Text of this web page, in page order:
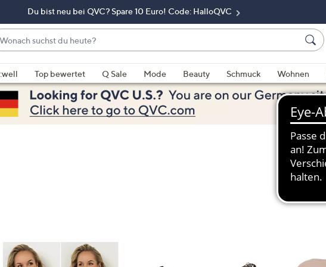
Du bist neu bei QVC? Spare 10 Euro! Code: HalloQVC
Top bewertet Q Sale Mode Beauty Schmuck Wohnen